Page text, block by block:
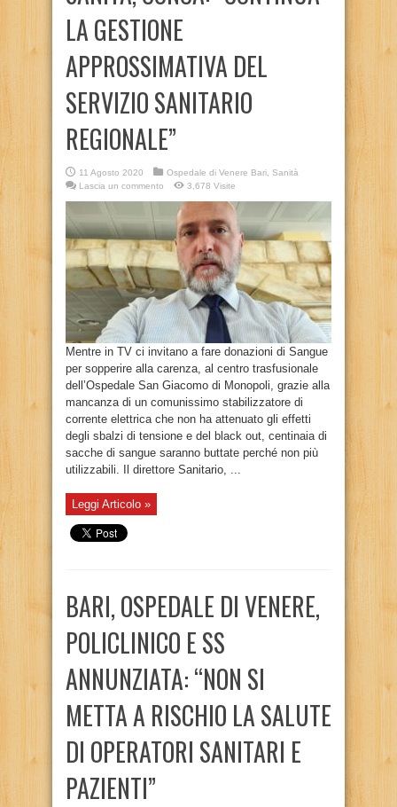
LA GESTIONE
APPROSSIMATIVA DEL
SERVIZIO SANITARIO
REGIONALE”
11 Agosto 2020 Ospedale di Venere Bari Sanità
Lascia un commento
3,678 Visite
Mentre in TV ci invitano a fare donazioni di Sangue
per sopperire alla carenza, al centro trasfusionale
dell’Ospedale San Giacomo di Monopoli, grazie alla
mancanza di un comunissimo stabilizzatore di
corrente elettrica che non ha attenuato gli effetti
degli sbalzi di tensione e del black out, centinaia di
sacche di sangue saranno buttate perché non più
utilizzabili. Il direttore Sanitario, ...
Leggi Articolo »
BARI, OSPEDALE DI VENERE,
POLICLINICO E SS
ANNUNZIATA: “NON SI
METTA A RISCHIO LA SALUTE
DI OPERATORI SANITARI E
PAZIENTI”